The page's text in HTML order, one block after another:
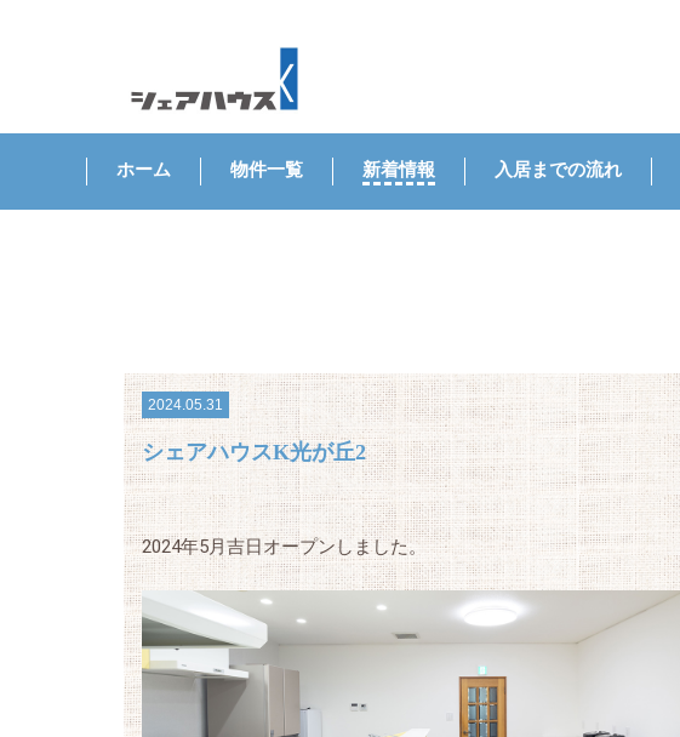
ホーム 物件一覧 新着情報 入居までの流れ
2024.05.31
シェアハウスK光が丘2
2024年5月吉日オープンしました。